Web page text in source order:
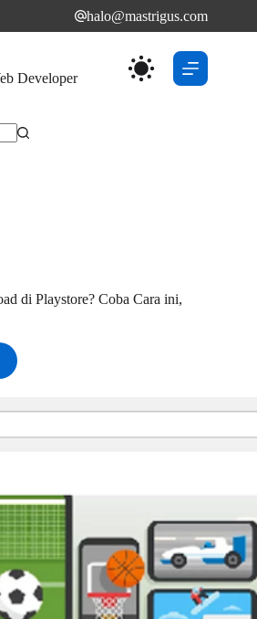
halo@mastrigus.com
Developer
di Playstore? Coba Cara ini,